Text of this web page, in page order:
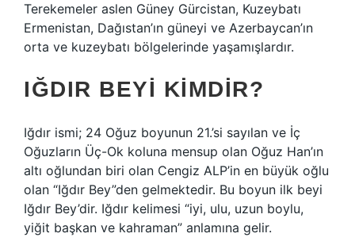
Terekemeler aslen Güney Gürcistan, Kuzeybatı
Ermenistan, Dağıstan’ın güneyi ve Azerbaycan’ın
orta ve kuzeybatı bölgelerinde yaşamışlardır.
IĞDIR BEYI KIMDIR?
Iğdır ismi; 24 Oğuz boyunun 21.’si sayılan ve İç
Oğuzların Üç-Ok koluna mensup olan Oğuz Han’ın
altı oğlundan biri olan Cengiz ALP’in en büyük oğlu
olan “Iğdır Bey”den gelmektedir. Bu boyun ilk beyi
Iğdır Bey’dir. Iğdır kelimesi “iyi, ulu, uzun boylu,
yiğit başkan ve kahraman” anlamına gelir.